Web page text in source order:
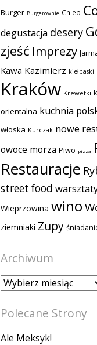
Burger Burgerownie Chleb
degustacja desery
zjeść Imprezy
Kawa Kazimierz kiełbaski
Kraków Krewetki
orientalna kuchnia
włoska Kurczak nowe
owoce morza Piwo pizza
Restauracje
street food
Wieprzowina wino
ziemniaki Zupy
Archiwum
Archiwum
Polecane Strony
Ale Meksyk!